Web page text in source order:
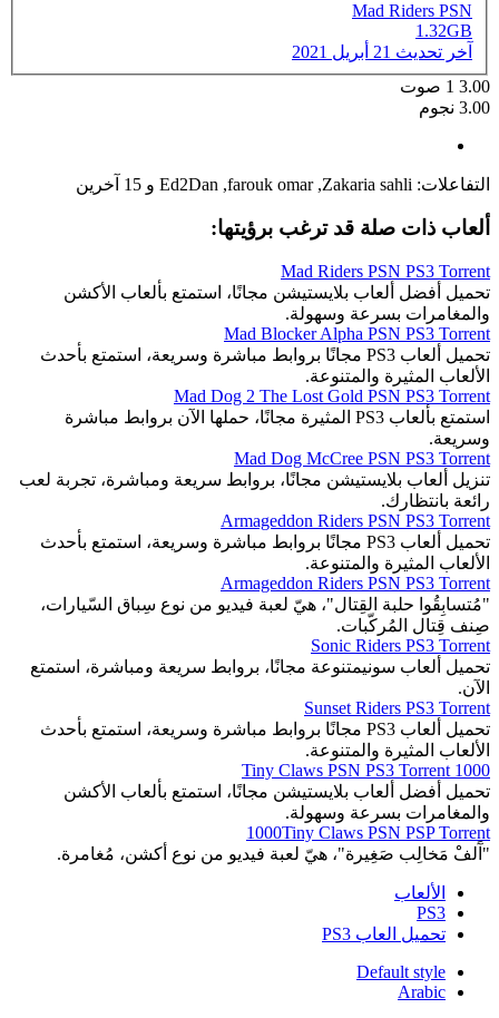
Mad Riders PSN
1.32GB
آخر تحديث 21 أبريل 2021
3.00
1 صوت
3.00 نجوم
التفاعلات: Zakaria sahli
,
farouk omar
,
Ed2Dan و 15 آخرين
ألعاب ذات صلة قد ترغب برؤيتها:
Mad Riders PSN PS3 Torrent
تحميل أفضل ألعاب بلايستيشن مجانًا، استمتع بألعاب الأكشن
والمغامرات بسرعة وسهولة.
Mad Blocker Alpha PSN PS3 Torrent
تحميل ألعاب PS3 مجانًا بروابط مباشرة وسريعة، استمتع بأحدث
الألعاب المثيرة والمتنوعة.
Mad Dog 2 The Lost Gold PSN PS3 Torrent
استمتع بألعاب PS3 المثيرة مجانًا، حملها الآن بروابط مباشرة
وسريعة.
Mad Dog McCree PSN PS3 Torrent
تنزيل ألعاب بلايستيشن مجانًا، بروابط سريعة ومباشرة، تجربة لعب
رائعة بانتظارك.
Armageddon Riders PSN PS3 Torrent
تحميل ألعاب PS3 مجانًا بروابط مباشرة وسريعة، استمتع بأحدث
الألعاب المثيرة والمتنوعة.
Armageddon Riders PSN PS3 Torrent
"مُتسابِقُوا حلبة القِتال"، هيّ لعبة فيديو من نوع سِباق السّيارات،
صِنف قِتال المُركّبات.
Sonic Riders PS3 Torrent
تحميل ألعاب سونيمتنوعة مجانًا، بروابط سريعة ومباشرة، استمتع
الآن.
Sunset Riders PS3 Torrent
تحميل ألعاب PS3 مجانًا بروابط مباشرة وسريعة، استمتع بأحدث
الألعاب المثيرة والمتنوعة.
1000 Tiny Claws PSN PS3 Torrent
تحميل أفضل ألعاب بلايستيشن مجانًا، استمتع بألعاب الأكشن
والمغامرات بسرعة وسهولة.
1000Tiny Claws PSN PSP Torrent
"آَلفْ مَخالِب صَغِيرة"، هيّ لعبة فيديو من نوع أكشن، مُغامرة.
الألعاب
PS3
تحميل العاب PS3
Default style
Arabic